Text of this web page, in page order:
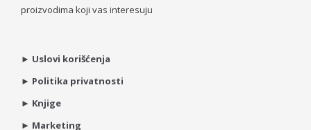
proizvodima koji vas interesuju
► Uslovi korišćenja
► Politika privatnosti
► Knjige
► Marketing